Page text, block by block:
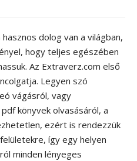
dolog van a világban,
hogy teljes egészében
Az Extraverz.com első
Legyen szó
vágásról, vagy
könyvek olvasásáról, a
ezért is rendezzük
így egy helyen
minden lényeges